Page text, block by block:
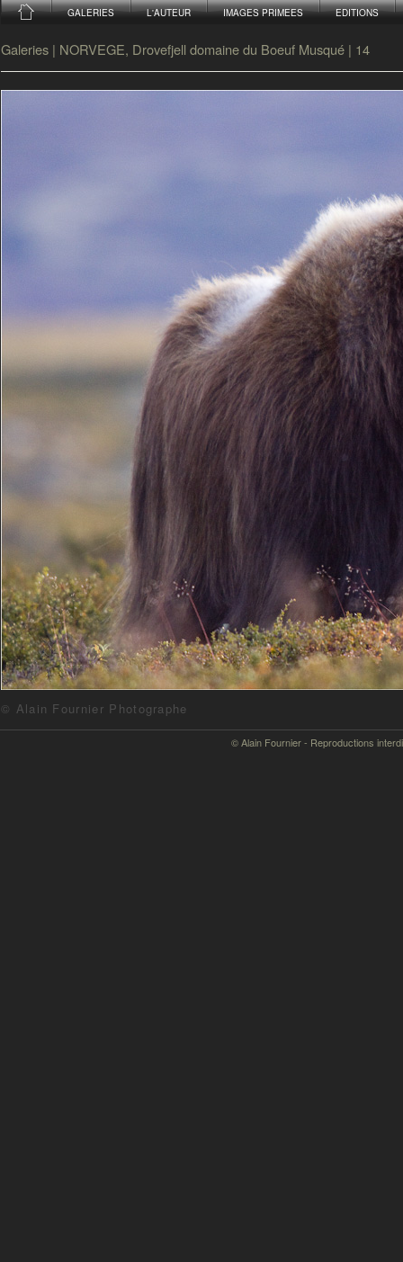
GALERIES L'AUTEUR IMAGES PRIMEES EDITIONS
Galeries | NORVEGE, Drovefjell domaine du Boeuf Musqué | 14
© Alain Fournier Photographe
© Alain Fournier - Reproductions